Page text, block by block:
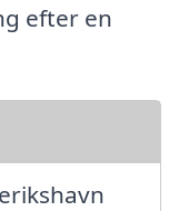
efter en